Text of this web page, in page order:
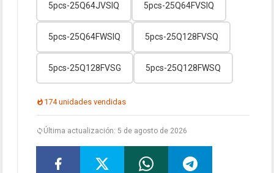
5pcs-25Q64JVSIQ 5pcs-25Q64FVSIQ
5pcs-25Q64FWSIQ 5pcs-25Q128FVSQ
5pcs-25Q128FVSG 5pcs-25Q128FWSQ
174 unidades vendidas
Última actualización: 5 de agosto de 2026